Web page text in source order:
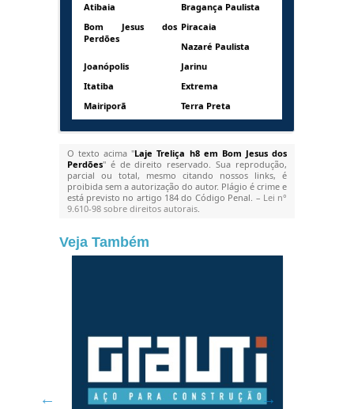
Atibaia
Bragança Paulista
Bom Jesus dos
Perdões
Piracaia
Nazaré Paulista
Joanópolis
Jarinu
Itatiba
Extrema
Mairiporã
Terra Preta
O texto acima "Laje Treliça h8 em Bom Jesus dos
Perdões" é de direito reservado. Sua reprodução,
parcial ou total, mesmo citando nossos links, é
proibida sem a autorização do autor. Plágio é crime e
está previsto no artigo 184 do Código Penal. – Lei n°
9.610-98 sobre direitos autorais.
Veja Também